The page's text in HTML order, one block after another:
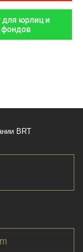
для юрлиц и
фондов
BRT